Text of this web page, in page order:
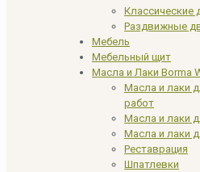
Классические
Раздвижные
Мебель
Мебельный щит
Масла и Лаки Borma
Масла и лаки
работ
Масла и лаки
Масла и лаки
Реставрация
Шпатлевки